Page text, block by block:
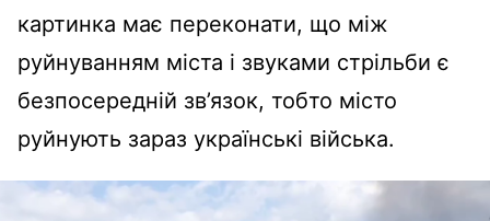
картинка має переконати, що між
руйнуванням міста і звуками стрільби є
безпосередній зв’язок, тобто місто
руйнують зараз українські війська.